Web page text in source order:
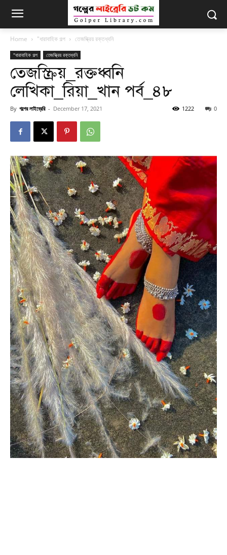
Home "ধারাবাহিক গল্প তেজস্ক্রিয় রক্তধ্বনি
"ধারাবাহিক গল্প তেজস্ক্রিয় রক্তধ্বনি
তেজস্ক্রিয়_রক্তধ্বনি
লেখিকা_রিয়া_খান পর্ব_৪৮
By গল্পের লাইব্রেরি - December 17, 2021 0
1222